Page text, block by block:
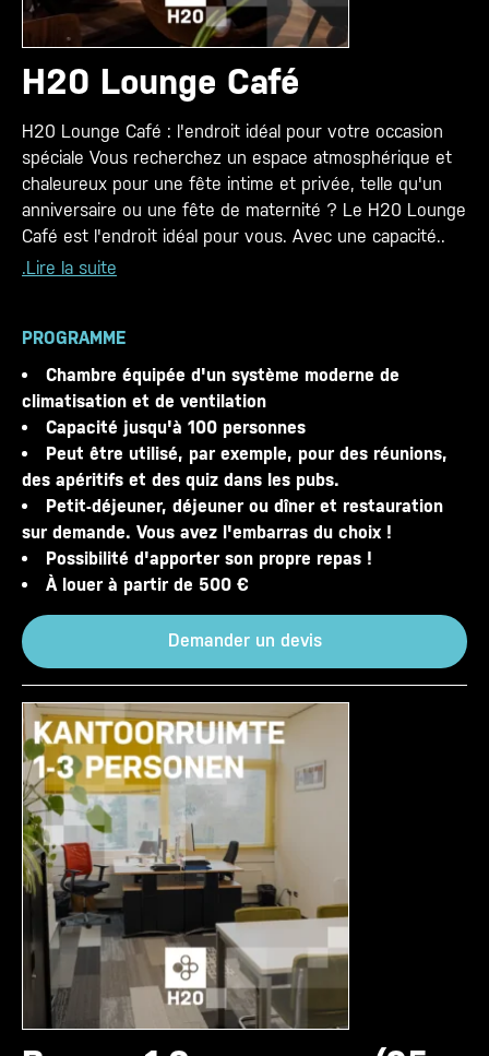
H20 Lounge Café
H20 Lounge Café : l'endroit idéal pour votre occasion
spéciale Vous recherchez un espace atmosphérique et
chaleureux pour une fête intime et privée, telle qu'un
anniversaire ou une fête de maternité ? Le H20 Lounge
Café est l'endroit idéal pour vous. Avec une capacité..
.Lire la suite
PROGRAMME
Chambre équipée d'un système moderne de
climatisation et de ventilation
Capacité jusqu'à 100 personnes
Peut être utilisé, par exemple, pour des réunions,
des apéritifs et des quiz dans les pubs.
Petit-déjeuner, déjeuner ou dîner et restauration
sur demande. Vous avez l'embarras du choix !
Possibilité d'apporter son propre repas !
À louer à partir de 500 €
Demander un devis